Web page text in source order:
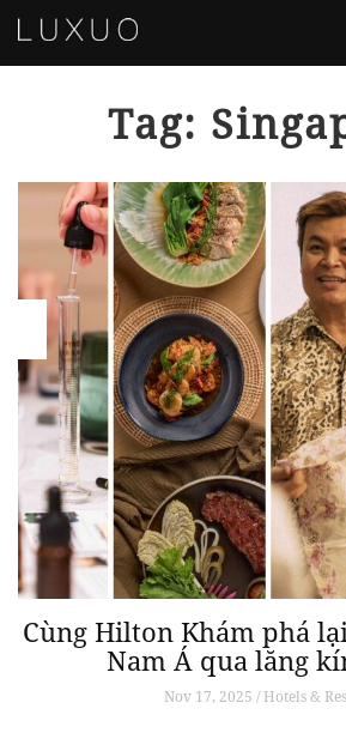
Tag:
Cùng Hilton Khám phá
Nam Á qua lăng
Nov 17, 2025 / Hotels &